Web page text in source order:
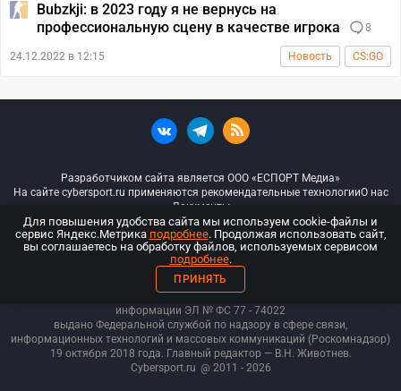
Bubzkji: в 2023 году я не вернусь на
профессиональную сцену в качестве игрока
8
24.12.2022 в 12:15 Новость CS:GO
Разработчиком сайта является ООО «ЕСПОРТ Медиа»
На сайте cybersport.ru применяются рекомендательные технологииО нас
Документы
© ООО «Киберспорт.ру» — Все права защищены
18+
ООО «Киберспорт.ру». Свидетельство о регистрации средств массовой
информации ЭЛ № ФС 77 - 74022
выдано Федеральной службой по надзору в сфере связи,
информационных технологий и массовых коммуникаций (Роскомнадзор)
19 октября 2018 года. Главный редактор — В.Н. Животнев.
Cybersport.ru @ 2011 - 2026
Для повышения удобства сайта мы используем cookie-файлы и
сервис Яндекс.Метрика подробнее. Продолжая использовать сайт,
вы соглашаетесь на обработку файлов, используемых сервисом
подробнее.
ПРИНЯТЬ